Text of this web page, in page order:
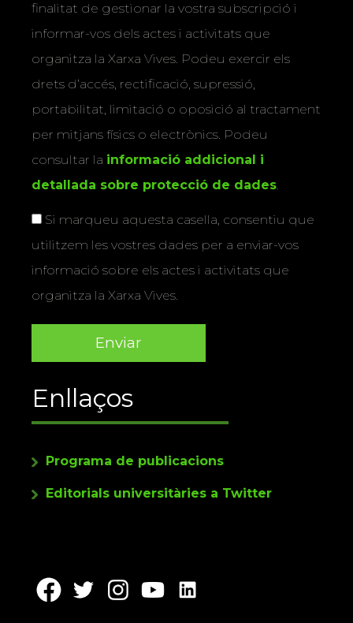
finalitat de gestionar la vostra subscripció i
informar-vos dels actes i activitats que
organitza la Xarxa Vives. Podeu exercir els
drets d’accés, rectificació, supressió,
portabilitat, limitació o oposició al tractament
per mitjans físics o electrònics. Podeu
consultar la informació addicional i
detallada sobre protecció de dades.
Si marqueu aquesta casella, consentiu que
utilitzem les vostres dades per a enviar-vos
informació sobre els actes i activitats que
organitza la Xarxa Vives.
Enllaços
Programa de publicacions
Editorials universitàries a Twitter